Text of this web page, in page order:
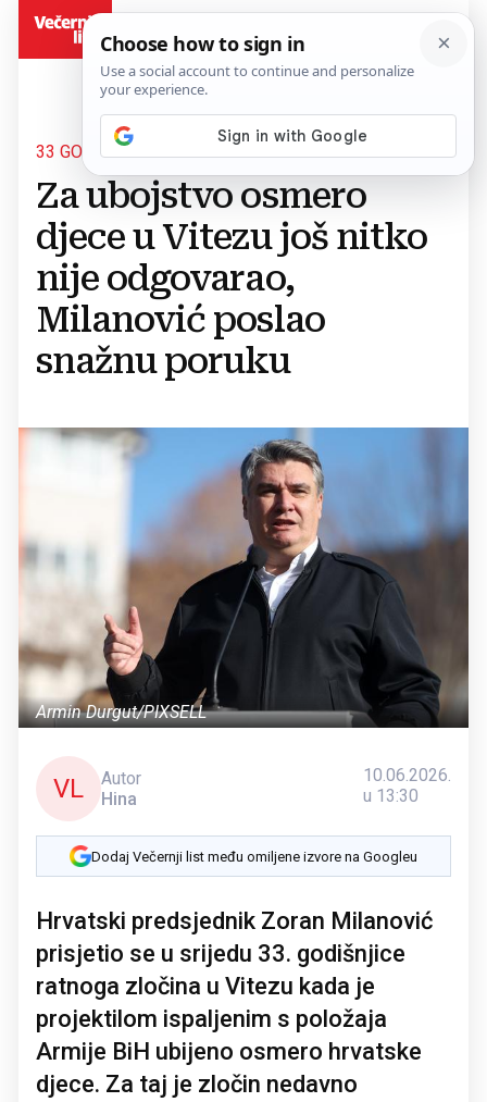
33 GODINE OD ZLOČINA
Za ubojstvo osmero
djece u Vitezu još nitko
nije odgovarao,
Milanović poslao
snažnu poruku
Armin Durgut/PIXSELL
VL
Autor
Hina
10.06.2026.
u 13:30
Dodaj Večernji list među omiljene izvore na Googleu
Hrvatski predsjednik Zoran Milanović
prisjetio se u srijedu 33. godišnjice
ratnoga zločina u Vitezu kada je
projektilom ispaljenim s položaja
Armije BiH ubijeno osmero hrvatske
djece. Za taj je zločin nedavno